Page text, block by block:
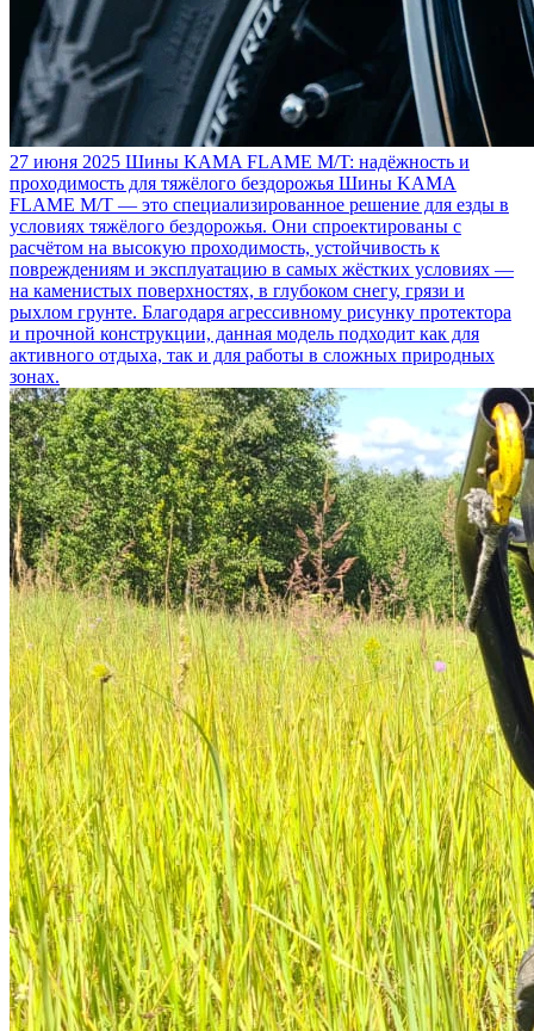
27 июня 2025 Шины KAMA FLAME M/T: надёжность и
проходимость для тяжёлого бездорожья Шины KAMA
FLAME M/T — это специализированное решение для езды в
условиях тяжёлого бездорожья. Они спроектированы с
расчётом на высокую проходимость, устойчивость к
повреждениям и эксплуатацию в самых жёстких условиях —
на каменистых поверхностях, в глубоком снегу, грязи и
рыхлом грунте. Благодаря агрессивному рисунку протектора
и прочной конструкции, данная модель подходит как для
активного отдыха, так и для работы в сложных природных
зонах.